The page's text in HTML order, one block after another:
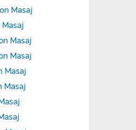
Masaj
Masaj
Masaj
Masaj
Masaj
Masaj